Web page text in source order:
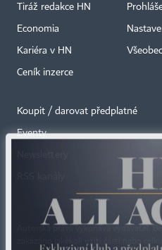
Tiráž redakce HN
Economia
Kariéra v HN
Ceník inzerce
Koupit / darovat předplatné
Eventy
zakázáno jakékoli užití částí nebo